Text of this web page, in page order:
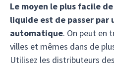
Le moyen le plus facile
liquide est de passer
automatique. On peut en
villes et mêmes dans de
Utilisez les distributeurs